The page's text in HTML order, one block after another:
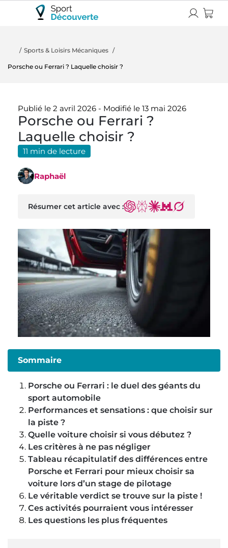
Sports & Loisirs Mécaniques
Porsche ou Ferrari ? Laquelle choisir ?
Publié le 2 avril 2026 - Modifié le 13 mai 2026
Porsche ou Ferrari ?
Laquelle choisir ?
11 min de lecture
Raphaël
Résumer cet article avec :ChatGPT
Perplexity
ClaudeMistral
Grok
Sommaire
Porsche ou Ferrari : le duel des géants du
sport automobile
Performances et sensations : que choisir sur
la piste ?
Quelle voiture choisir si vous débutez ?
Les critères à ne pas négliger
Tableau récapitulatif des différences entre
Porsche et Ferrari pour mieux choisir sa
voiture lors d’un stage de pilotage
Le véritable verdict se trouve sur la piste !
Ces activités pourraient vous intéresser
Les questions les plus fréquentes